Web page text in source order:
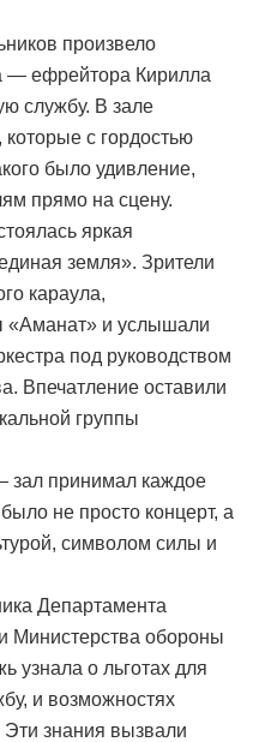
произвело
— ефрейтора Кирилла
службу. В зале
которые с гордостью
было удивление,
прямо на сцену.
яркая
земля». Зрители
караула,
«Аманат» и услышали
под руководством
Впечатление оставили
группы
зал принимал каждое
не просто концерт, а
символом силы и
Департамента
Министерства обороны
узнала о льготах для
и возможностях
знания вызвали